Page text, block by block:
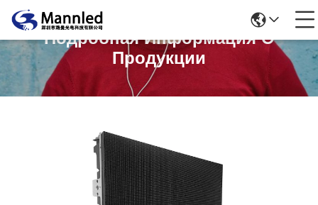
Подробная Информация О
Продукции